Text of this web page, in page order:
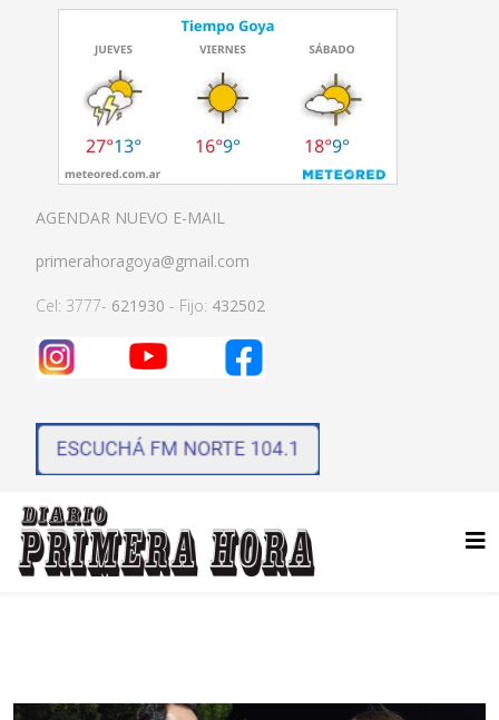
AGENDAR NUEVO E-MAIL
primerahoragoya@gmail.com
Cel: 3777- 621930 - Fijo: 432502